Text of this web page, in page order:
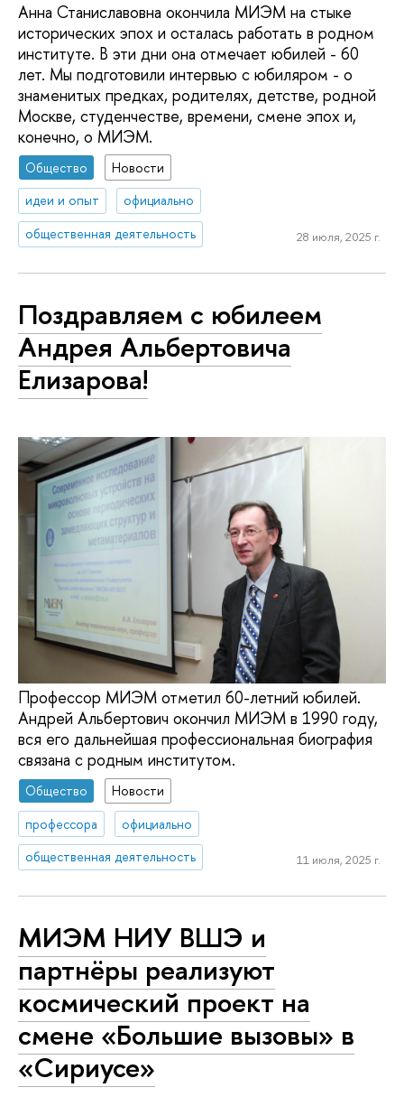
Анна Станиславовна окончила МИЭМ на стыке
исторических эпох и осталась работать в родном
институте. В эти дни она отмечает юбилей - 60
лет. Мы подготовили интервью с юбиляром - о
знаменитых предках, родителях, детстве, родной
Москве, студенчестве, времени, смене эпох и,
конечно, о МИЭМ.
Общество
Новости
идеи и опыт
официально
общественная деятельность
28 июля, 2025 г.
Поздравляем с юбилеем
Андрея Альбертовича
Елизарова!
Профессор МИЭМ отметил 60-летний юбилей.
Андрей Альбертович окончил МИЭМ в 1990 году,
вся его дальнейшая профессиональная биография
связана с родным институтом.
Общество
Новости
профессора
официально
общественная деятельность
11 июля, 2025 г.
МИЭМ НИУ ВШЭ и
партнёры реализуют
космический проект на
смене «Большие вызовы» в
«Сириусе»